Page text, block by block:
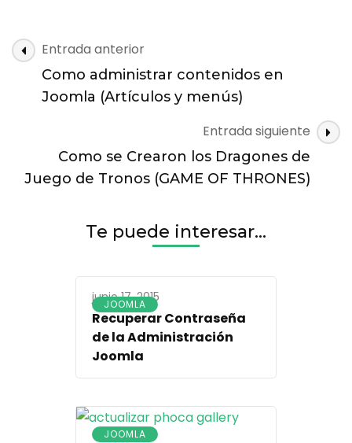
a
paso
Navegación
de
entradas
Entrada anterior
Como administrar contenidos en
Joomla (Artículos y menús)
Entrada siguiente
Como se Crearon los Dragones de
Juego de Tronos (GAME OF THRONES)
Te puede interesar...
JOOMLA
junio 17, 2015
Recuperar Contraseña
de la Administración
Joomla
JOOMLA